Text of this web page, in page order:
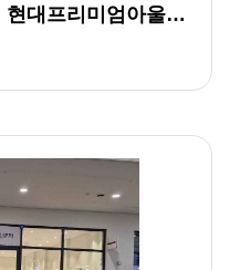
대프리미엄아울렛